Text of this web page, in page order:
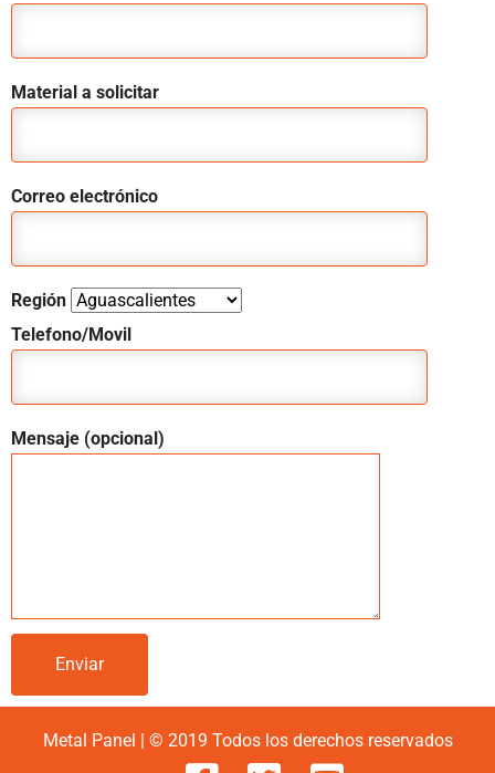
Material a solicitar
Correo electrónico
Región
Telefono/Movil
Mensaje (opcional)
Metal Panel | © 2019 Todos los derechos reservados